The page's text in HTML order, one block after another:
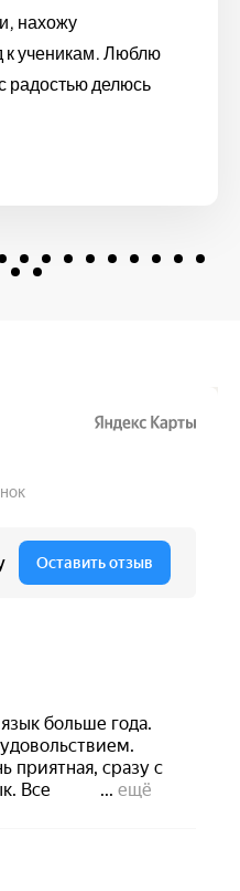
нахожу
к ученикам. Люблю
радостью делюсь